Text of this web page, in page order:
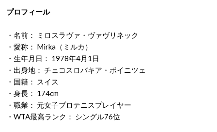
プロフィール
・名前： ミロスラヴァ・ヴァヴリネック
・愛称： Mirka（ミルカ）
・生年月日： 1978年4月1日
・出身地： チェコスロバキア・ボイニツェ
・国籍： スイス
・身長： 174cm
・職業： 元女子プロテニスプレイヤー
・WTA最高ランク： シングル76位